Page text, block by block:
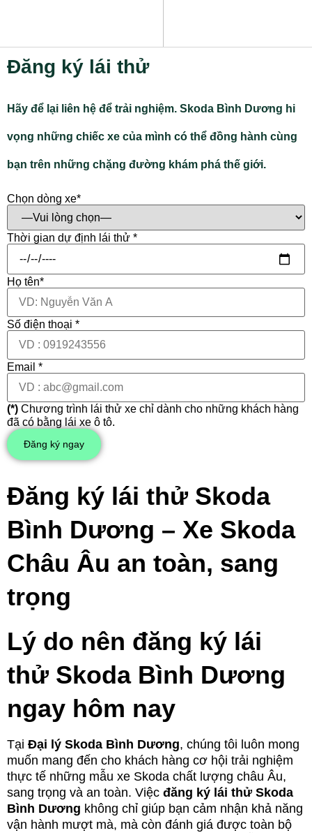
Đăng ký lái thử
Hãy để lại liên hệ để trải nghiệm. Skoda Bình Dương hi
vọng những chiếc xe của mình có thể đồng hành cùng
bạn trên những chặng đường khám phá thế giới.
Chọn dòng xe*
Thời gian dự định lái thử *
Họ tên*
Số điện thoại *
Email *
(*) Chương trình lái thử xe chỉ dành cho những khách hàng
đã có bằng lái xe ô tô.
Đăng ký ngay
Đăng ký lái thử Skoda
Bình Dương – Xe Skoda
Châu Âu an toàn, sang
trọng
Lý do nên đăng ký lái
thử Skoda Bình Dương
ngay hôm nay
Tại Đại lý Skoda Bình Dương, chúng tôi luôn mong
muốn mang đến cho khách hàng cơ hội trải nghiệm
thực tế những mẫu xe Skoda chất lượng châu Âu,
sang trọng và an toàn. Việc đăng ký lái thử Skoda
Bình Dương không chỉ giúp bạn cảm nhận khả năng
vận hành mượt mà, mà còn đánh giá được toàn bộ